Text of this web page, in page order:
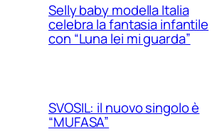
Selly baby modella Italia
celebra la fantasia infantile
con “Luna lei mi guarda”
SVOSIL: il nuovo singolo è
“MUFASA”